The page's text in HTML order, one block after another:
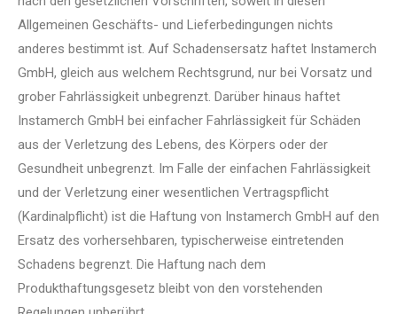
Allgemeinen Geschäfts- und Lieferbedingungen nichts
anderes bestimmt ist. Auf Schadensersatz haftet Instamerch
GmbH, gleich aus welchem Rechtsgrund, nur bei Vorsatz und
grober Fahrlässigkeit unbegrenzt. Darüber hinaus haftet
Instamerch GmbH bei einfacher Fahrlässigkeit für Schäden
aus der Verletzung des Lebens, des Körpers oder der
Gesundheit unbegrenzt. Im Falle der einfachen Fahrlässigkeit
und der Verletzung einer wesentlichen Vertragspflicht
(Kardinalpflicht) ist die Haftung von Instamerch GmbH auf den
Ersatz des vorhersehbaren, typischerweise eintretenden
Schadens begrenzt. Die Haftung nach dem
Produkthaftungsgesetz bleibt von den vorstehenden